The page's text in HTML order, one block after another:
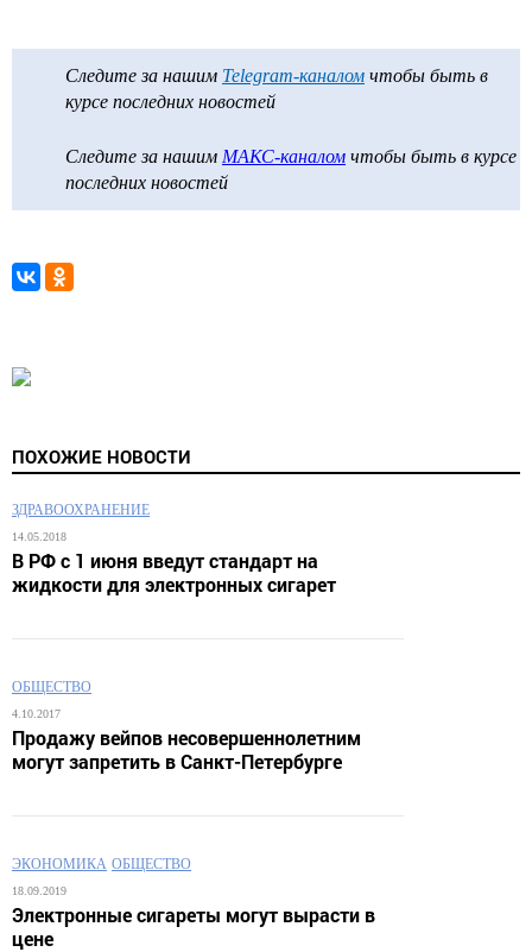
Следите за нашим Telegram-каналом чтобы быть в
курсе последних новостей
Следите за нашим МАКС-каналом чтобы быть в курсе
последних новостей
ПОХОЖИЕ НОВОСТИ
ЗДРАВООХРАНЕНИЕ
14.05.2018
В РФ с 1 июня введут стандарт на
жидкости для электронных сигарет
ОБЩЕСТВО
4.10.2017
Продажу вейпов несовершеннолетним
могут запретить в Санкт-Петербурге
ЭКОНОМИКА ОБЩЕСТВО
18.09.2019
Электронные сигареты могут вырасти в
цене